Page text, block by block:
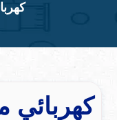
كهربائي